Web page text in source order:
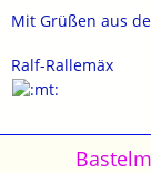
Mit Grüßen aus
Ralf-Rallemäx